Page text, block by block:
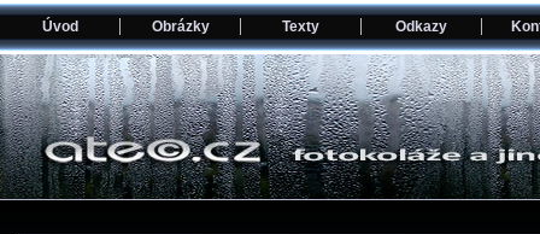
Úvod Obrázky Texty Odkazy